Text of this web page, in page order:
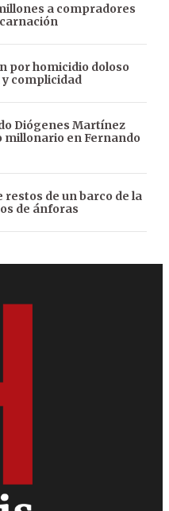
a compradores
por homicidio doloso
complicidad
Diógenes Martínez
millonario en Fernando
restos de un barco de la
de ánforas